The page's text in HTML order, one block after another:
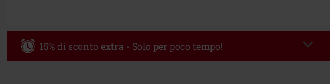
15% di sconto extra - Solo per poco tempo!